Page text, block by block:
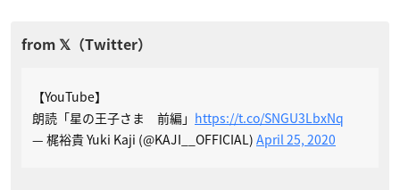
【YouTube】
朗読「星の王子さま 前編」 https://t.co/SNGU3LbxNq
— 梶裕貴 Yuki Kaji (@KAJI__OFFICIAL) April 25, 2020